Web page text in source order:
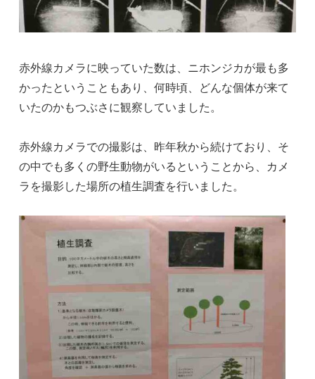
赤外線カメラに映っていた数は、ニホンジカが最も多
かったということもあり、何時頃、どんな個体が来て
いたのかもつぶさに観察していました。
赤外線カメラでの撮影は、昨年秋から続けており、そ
の中でも多くの野生動物がいるということから、カメ
ラを撮影した場所の植生調査を行いました。